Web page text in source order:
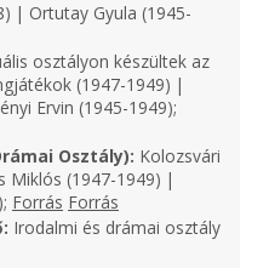
| Ortutay Gyula (1945-
osztályon készültek az
(1947-1949) |
Ervin (1945-1949);
Osztály): Kolozsvári
Miklós (1947-1949) |
Forrás Forrás
Irodalmi és drámai osztály